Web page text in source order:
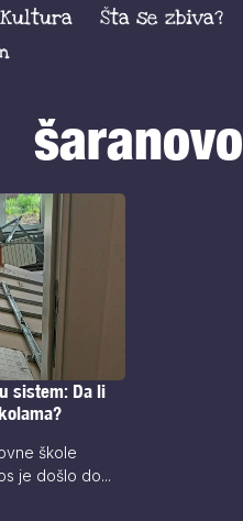
Kultura Šta se zbiva?
šaranovo
sistem: Da li
škole
je došlo do...